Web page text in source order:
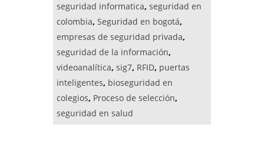
seguridad informatica, seguridad en
colombia, Seguridad en bogotá,
empresas de seguridad privada,
seguridad de la información,
videoanalítica, sig7, RFID, puertas
inteligentes, bioseguridad en
colegios, Proceso de selección,
seguridad en salud